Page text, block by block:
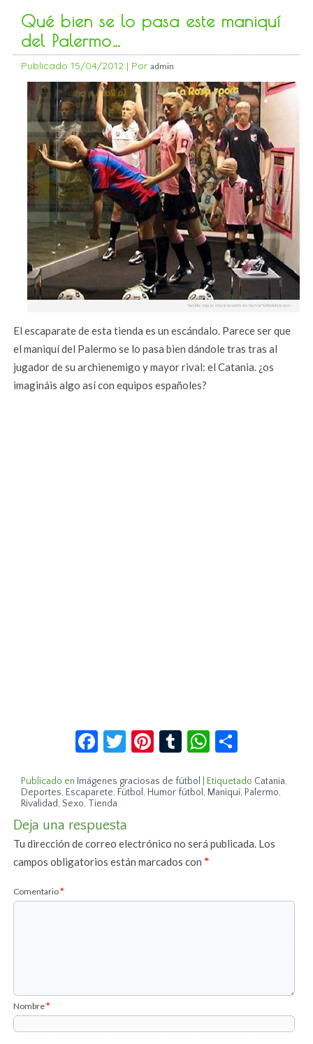
Qué bien se lo pasa este maniquí
del Palermo…
Publicado 15/04/2012 | Por admin
El escaparate de esta tienda es un escándalo. Parece ser que
el maniquí del Palermo se lo pasa bien dándole tras tras al
jugador de su archienemigo y mayor rival: el Catania. ¿os
imagináis algo así con equipos españoles?
Facebook
Twitter
Pinterest
TumblrWhatsApp
Publicado en Imágenes graciosas de fútbol Etiquetado Catania,
Deportes, Escaparete, Fútbol , Humor fútbol , Maniquí, Palermo,
Rivalidad, Sexo, Tienda
Deja una respuesta
Tu dirección de correo electrónico no será publicada. Los
campos obligatorios están marcados con*
Comentario*
Nombre*